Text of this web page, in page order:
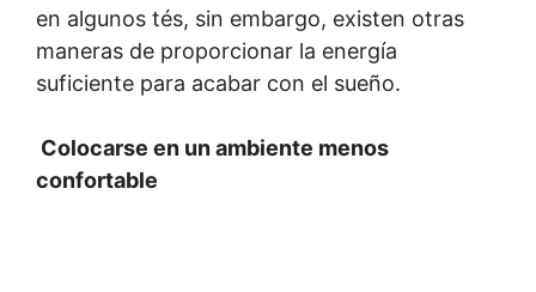
en algunos tés, sin embargo, existen otras
maneras de proporcionar la energía
suficiente para acabar con el sueño.
Colocarse en un ambiente menos
confortable